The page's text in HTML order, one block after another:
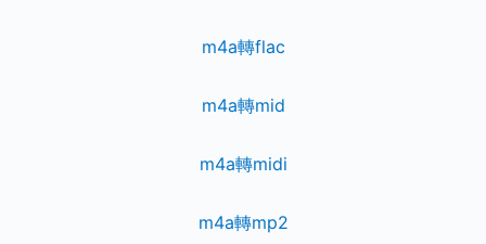
m4a轉flac
m4a轉mid
m4a轉midi
m4a轉mp2